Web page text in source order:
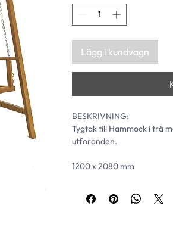
Lägg i kundvagn
BESKRIVNING:
Tygtak till Hammock i trä
utföranden.
1200 x 2080 mm